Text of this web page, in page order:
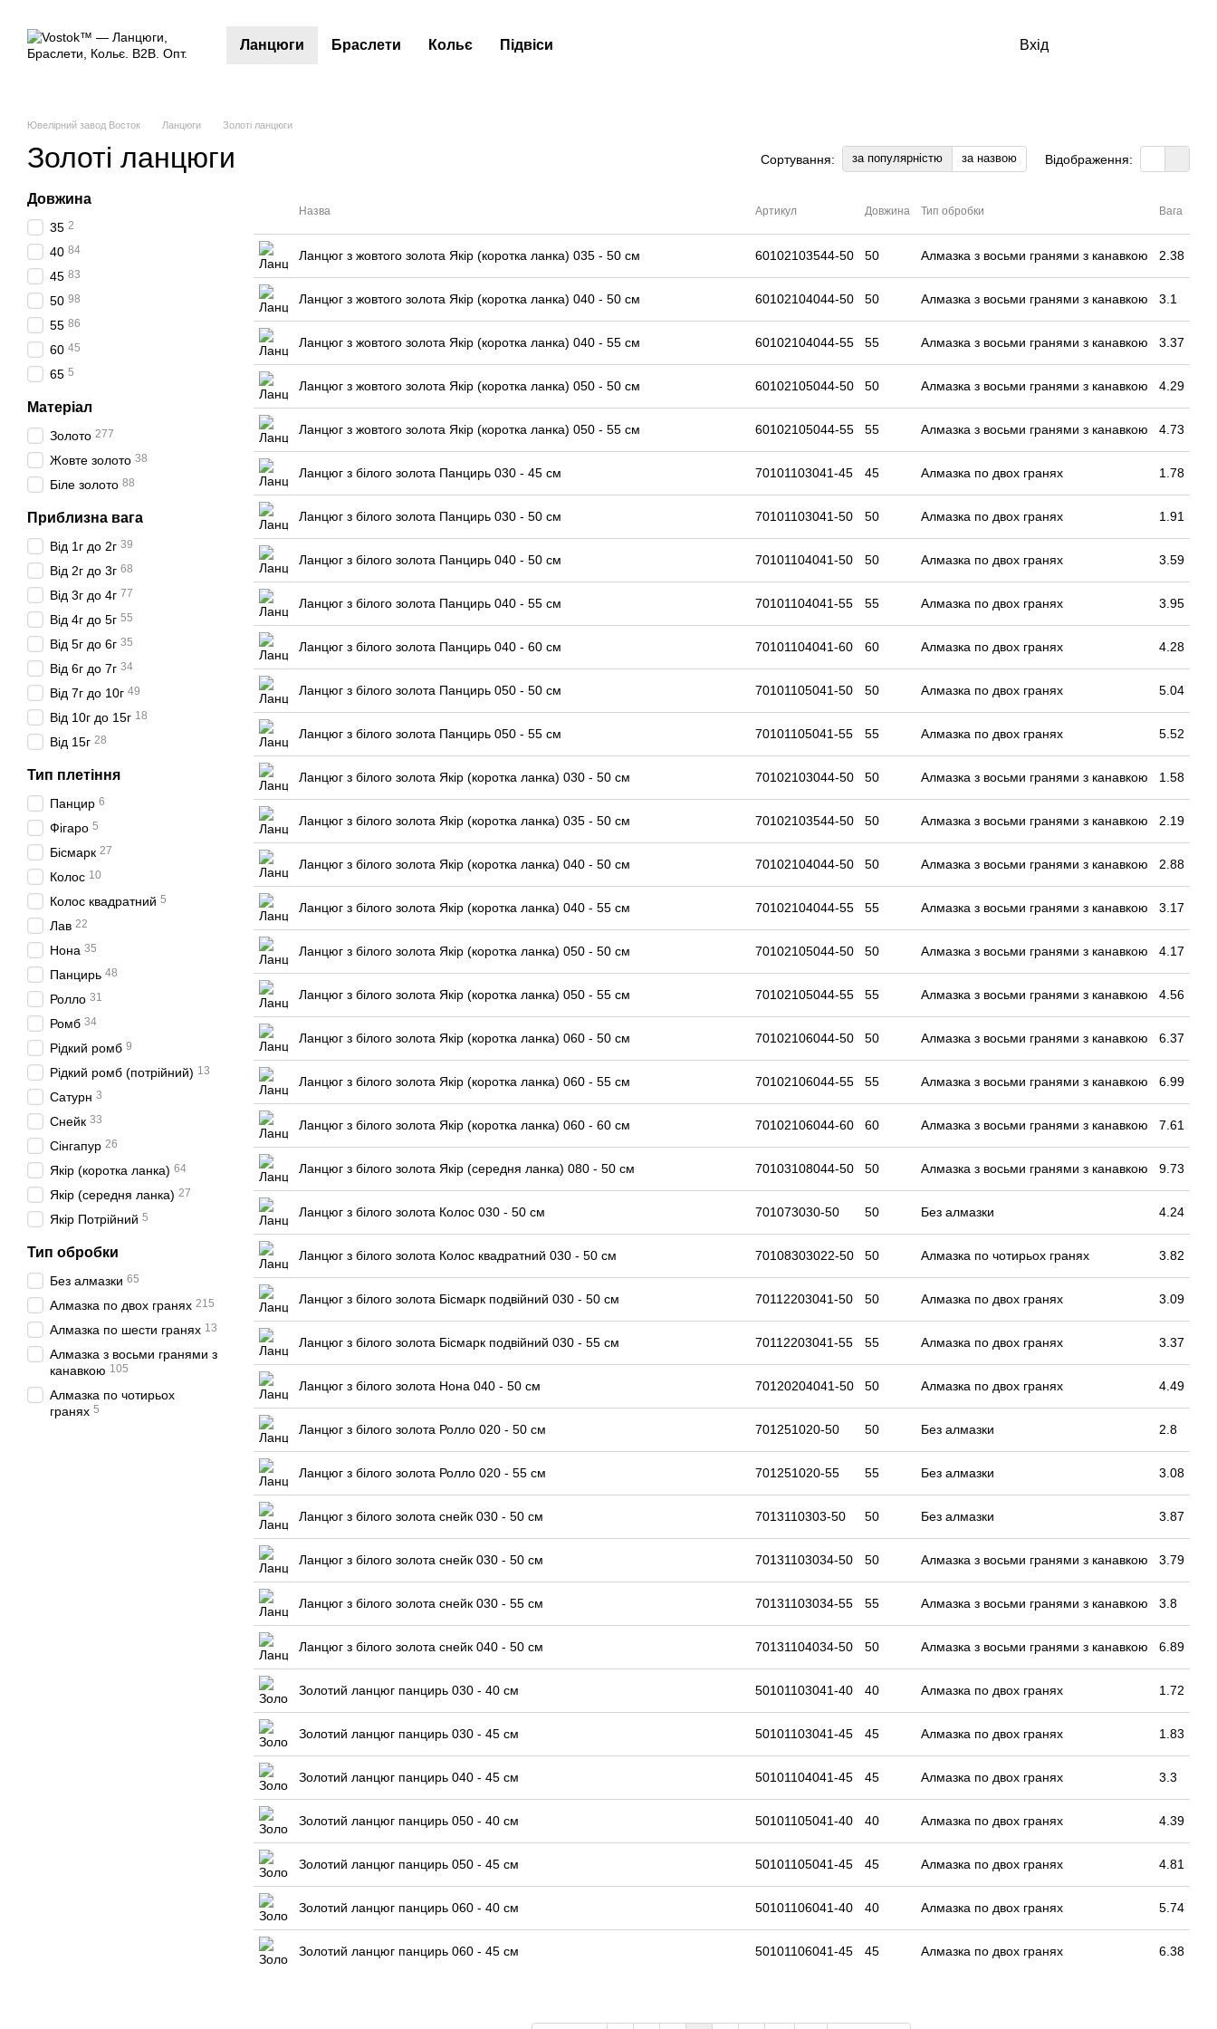
Ланцюги Браслети Кольє Підвіси Вхід
Ювелірний завод Восток Ланцюги Золоті ланцюги
Золоті ланцюги Сортування: за популярністю за назвою Відображення:
Назва Артикул Довжина Тип обробки Вага
Ланцюг з жовтого золота Якір (коротка ланка) 035 - 50 см 60102103544-50 50 Алмазка з восьми гранями з канавкою 2.38
Ланцюг з жовтого золота Якір (коротка ланка) 040 - 50 см 60102104044-50 50 Алмазка з восьми гранями з канавкою 3.1
Ланцюг з жовтого золота Якір (коротка ланка) 040 - 55 см 60102104044-55 55 Алмазка з восьми гранями з канавкою 3.37
Ланцюг з жовтого золота Якір (коротка ланка) 050 - 50 см 60102105044-50 50 Алмазка з восьми гранями з канавкою 4.29
Ланцюг з жовтого золота Якір (коротка ланка) 050 - 55 см 60102105044-55 55 Алмазка з восьми гранями з канавкою 4.73
Ланцюг з білого золота Панцирь 030 - 45 см 70101103041-45 45 Алмазка по двох гранях 1.78
Ланцюг з білого золота Панцирь 030 - 50 см 70101103041-50 50 Алмазка по двох гранях 1.91
Ланцюг з білого золота Панцирь 040 - 50 см 70101104041-50 50 Алмазка по двох гранях 3.59
Ланцюг з білого золота Панцирь 040 - 55 см 70101104041-55 55 Алмазка по двох гранях 3.95
Ланцюг з білого золота Панцирь 040 - 60 см 70101104041-60 60 Алмазка по двох гранях 4.28
Ланцюг з білого золота Панцирь 050 - 50 см 70101105041-50 50 Алмазка по двох гранях 5.04
Ланцюг з білого золота Панцирь 050 - 55 см 70101105041-55 55 Алмазка по двох гранях 5.52
Ланцюг з білого золота Якір (коротка ланка) 030 - 50 см 70102103044-50 50 Алмазка з восьми гранями з канавкою 1.58
Ланцюг з білого золота Якір (коротка ланка) 035 - 50 см 70102103544-50 50 Алмазка з восьми гранями з канавкою 2.19
Ланцюг з білого золота Якір (коротка ланка) 040 - 50 см 70102104044-50 50 Алмазка з восьми гранями з канавкою 2.88
Ланцюг з білого золота Якір (коротка ланка) 040 - 55 см 70102104044-55 55 Алмазка з восьми гранями з канавкою 3.17
Ланцюг з білого золота Якір (коротка ланка) 050 - 50 см 70102105044-50 50 Алмазка з восьми гранями з канавкою 4.17
Ланцюг з білого золота Якір (коротка ланка) 050 - 55 см 70102105044-55 55 Алмазка з восьми гранями з канавкою 4.56
Ланцюг з білого золота Якір (коротка ланка) 060 - 50 см 70102106044-50 50 Алмазка з восьми гранями з канавкою 6.37
Ланцюг з білого золота Якір (коротка ланка) 060 - 55 см 70102106044-55 55 Алмазка з восьми гранями з канавкою 6.99
Ланцюг з білого золота Якір (коротка ланка) 060 - 60 см 70102106044-60 60 Алмазка з восьми гранями з канавкою 7.61
Ланцюг з білого золота Якір (середня ланка) 080 - 50 см 70103108044-50 50 Алмазка з восьми гранями з канавкою 9.73
Ланцюг з білого золота Колос 030 - 50 см 701073030-50 50 Без алмазки 4.24
Ланцюг з білого золота Колос квадратний 030 - 50 см 70108303022-50 50 Алмазка по чотирьох гранях 3.82
Ланцюг з білого золота Бісмарк подвійний 030 - 50 см 70112203041-50 50 Алмазка по двох гранях 3.09
Ланцюг з білого золота Бісмарк подвійний 030 - 55 см 70112203041-55 55 Алмазка по двох гранях 3.37
Ланцюг з білого золота Нона 040 - 50 см 70120204041-50 50 Алмазка по двох гранях 4.49
Ланцюг з білого золота Ролло 020 - 50 см 701251020-50 50 Без алмазки 2.8
Ланцюг з білого золота Ролло 020 - 55 см 701251020-55 55 Без алмазки 3.08
Ланцюг з білого золота снейк 030 - 50 см 7013110303-50 50 Без алмазки 3.87
Ланцюг з білого золота снейк 030 - 50 см 70131103034-50 50 Алмазка з восьми гранями з канавкою 3.79
Ланцюг з білого золота снейк 030 - 55 см 70131103034-55 55 Алмазка з восьми гранями з канавкою 3.8
Ланцюг з білого золота снейк 040 - 50 см 70131104034-50 50 Алмазка з восьми гранями з канавкою 6.89
Золотий ланцюг панцирь 030 - 40 см 50101103041-40 40 Алмазка по двох гранях 1.72
Золотий ланцюг панцирь 030 - 45 см 50101103041-45 45 Алмазка по двох гранях 1.83
Золотий ланцюг панцирь 040 - 45 см 50101104041-45 45 Алмазка по двох гранях 3.3
Золотий ланцюг панцирь 050 - 40 см 50101105041-40 40 Алмазка по двох гранях 4.39
Золотий ланцюг панцирь 050 - 45 см 50101105041-45 45 Алмазка по двох гранях 4.81
Золотий ланцюг панцирь 060 - 40 см 50101106041-40 40 Алмазка по двох гранях 5.74
Золотий ланцюг панцирь 060 - 45 см 50101106041-45 45 Алмазка по двох гранях 6.38
Довжина
35 2
40 84
45 83
50 98
55 86
60 45
65 5
Матеріал
Золото 277
Жовте золото 38
Біле золото 88
Приблизна вага
Від 1г до 2г 39
Від 2г до 3г 68
Від 3г до 4г 77
Від 4г до 5г 55
Від 5г до 6г 35
Від 6г до 7г 34
Від 7г до 10г 49
Від 10г до 15г 18
Від 15г 28
Тип плетіння
Панцир 6
Фігаро 5
Бісмарк 27
Колос 10
Колос квадратний 5
Лав 22
Нона 35
Панцирь 48
Ролло 31
Ромб 34
Рідкий ромб 9
Рідкий ромб (потрійний) 13
Сатурн 3
Снейк 33
Сінгапур 26
Якір (коротка ланка) 64
Якір (середня ланка) 27
Якір Потрійний 5
Тип обробки
Без алмазки 65
Алмазка по двох гранях 215
Алмазка по шести гранях 13
Алмазка з восьми гранями з
канавкою 105
Алмазка по чотирьох
гранях 5